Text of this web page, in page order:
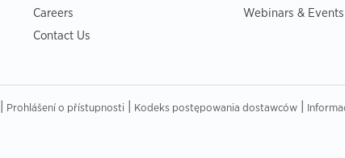
Careers
Contact Us
Webinars & Events
Prohlášení o přístupnosti| Kodeks postępowania dostawców|